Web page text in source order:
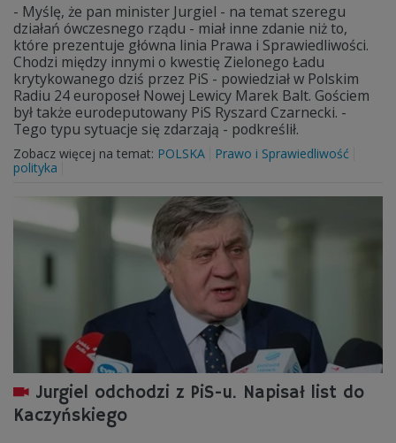
- Myślę, że pan minister Jurgiel - na temat szeregu
działań ówczesnego rządu - miał inne zdanie niż to,
które prezentuje główna linia Prawa i Sprawiedliwości.
Chodzi między innymi o kwestię Zielonego Ładu
krytykowanego dziś przez PiS - powiedział w Polskim
Radiu 24 europoseł Nowej Lewicy Marek Balt. Gościem
był także eurodeputowany PiS Ryszard Czarnecki. -
Tego typu sytuacje się zdarzają - podkreślił.
Zobacz więcej na temat: POLSKA
Prawo i Sprawiedliwość
polityka
Jurgiel odchodzi z PiS-u. Napisał list do
Kaczyńskiego